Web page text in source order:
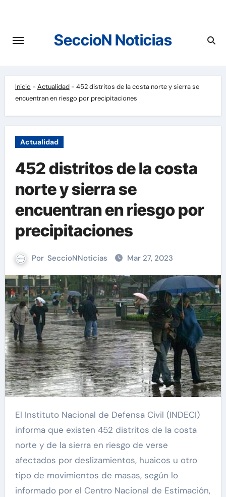
contenido
SeccioN Noticias
Inicio - Actualidad- 452 distritos de la costa norte y sierra se
encuentran en riesgo por precipitaciones
Actualidad
452 distritos de la costa
norte y sierra se
encuentran en riesgo por
precipitaciones
Por SeccioNNoticias Mar 27, 2023
El Instituto Nacional de Defensa Civil (INDECI)
informa que existen 452 distritos de la costa
norte y de la sierra en riesgo de verse
afectados por deslizamientos, huaicos u otro
tipo de movimientos de masas, según lo
informado por el Centro Nacional de Estimación,